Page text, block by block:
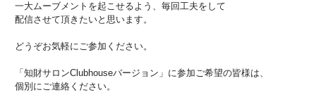
一大ムーブメントを起こせるよう、毎回工夫をして
配信させて頂きたいと思います。
どうぞお気軽にご参加ください。
「知財サロンClubhouseバージョン」に参加ご希望の皆様は、
個別にご連絡ください。